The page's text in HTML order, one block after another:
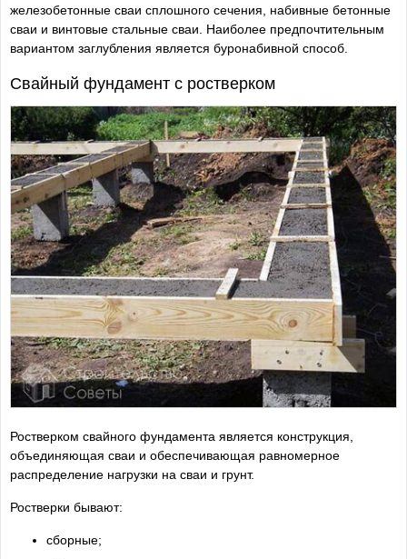
железобетонные сваи сплошного сечения, набивные бетонные
сваи и винтовые стальные сваи. Наиболее предпочтительным
вариантом заглубления является буронабивной способ.
Свайный фундамент с ростверком
Ростверком свайного фундамента является конструкция,
объединяющая сваи и обеспечивающая равномерное
распределение нагрузки на сваи и грунт.
Ростверки бывают:
сборные;